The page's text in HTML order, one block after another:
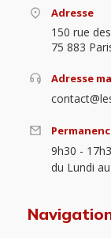
Adresse
150 rue
75 883
Adresse
9h30 -
du Lundi